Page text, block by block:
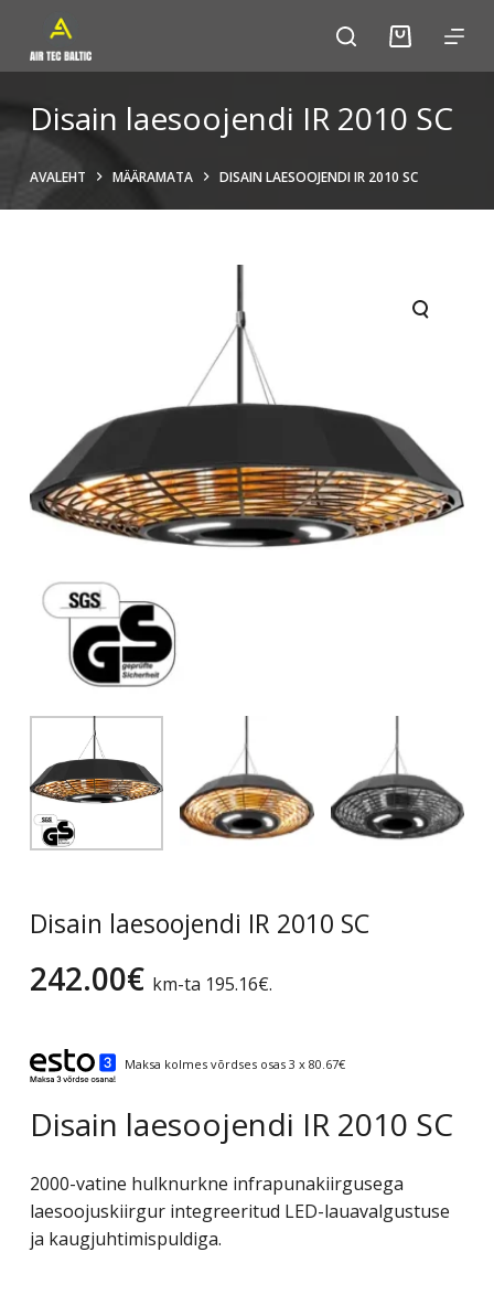
k
i
o
Disain laesoojendi IR 2010 SC
AVALEHT MÄÄRAMATA DISAIN LAESOOJENDI IR 2010 SC
Disain laesoojendi IR 2010 SC
242.00€ km-ta 195.16€.
Maksa kolmes võrdses osas 3 x 80.67€
Disain laesoojendi IR 2010 SC
2000-vatine hulknurkne infrapunakiirgusega
laesoojuskiirgur integreeritud LED-lauavalgustuse
ja kaugjuhtimispuldiga.